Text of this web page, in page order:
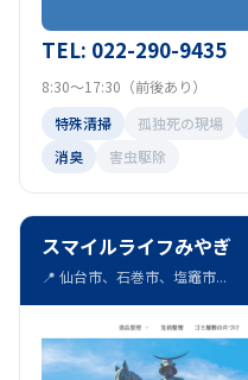
TEL: 022-290-9435
8:30～17:30（前後あり）
特殊清掃
孤独死の現場
消臭
害虫駆除
スマイルライフみやぎ
📍 仙台市、石巻市、塩竈市...